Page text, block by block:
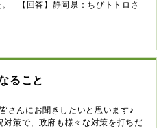
【回答】静岡県：ちびトトロさ
ること
さんにお聞きしたいと思います♪
対策で、政府も様々な対策を打ちだ